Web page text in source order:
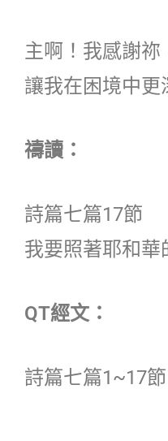
主啊！我感謝祢
讓我在困境中更
禱讀：
詩篇七篇17節
我要照著耶和華
QT經文：
詩篇七篇1~17節